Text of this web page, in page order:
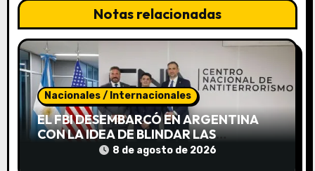
d
e
e
n
Notas relacionadas
Nacionales / Internacionales
EL FBI DESEMBARCÓ EN ARGENTINA
CON LA IDEA DE BLINDAR LAS
FRONTERAS CONTRA EL TERRORISMO
8 de agosto de 2026